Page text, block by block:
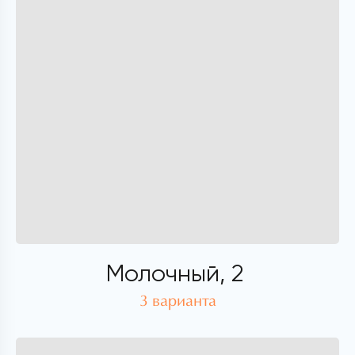
Молочный, 2
3 варианта